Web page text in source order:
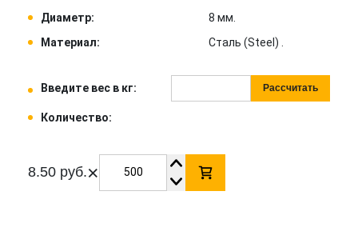
Диаметр:
8 мм.
Материал:
Сталь (Steel) .
Введите вес в кг: Рассчитать
Количество:
8.50 руб.×